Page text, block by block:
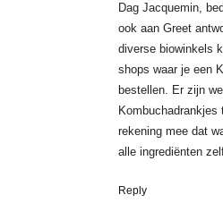
Dag Jacquemin,
ook aan Greet
diverse biowinkels
shops waar je een
bestellen. Er zijn
Kombuchadrankjes
rekening mee dat
alle ingrediënten
Reply